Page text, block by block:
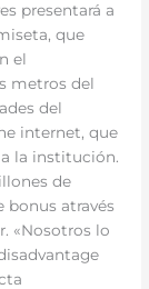
presentará a
que
el
metros del
del
internet, que
la institución.
de
bonus através
«Nosotros lo